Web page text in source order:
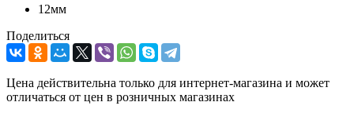
12мм
Поделиться
Цена действительна только для интернет-магазина и может
отличаться от цен в розничных магазинах